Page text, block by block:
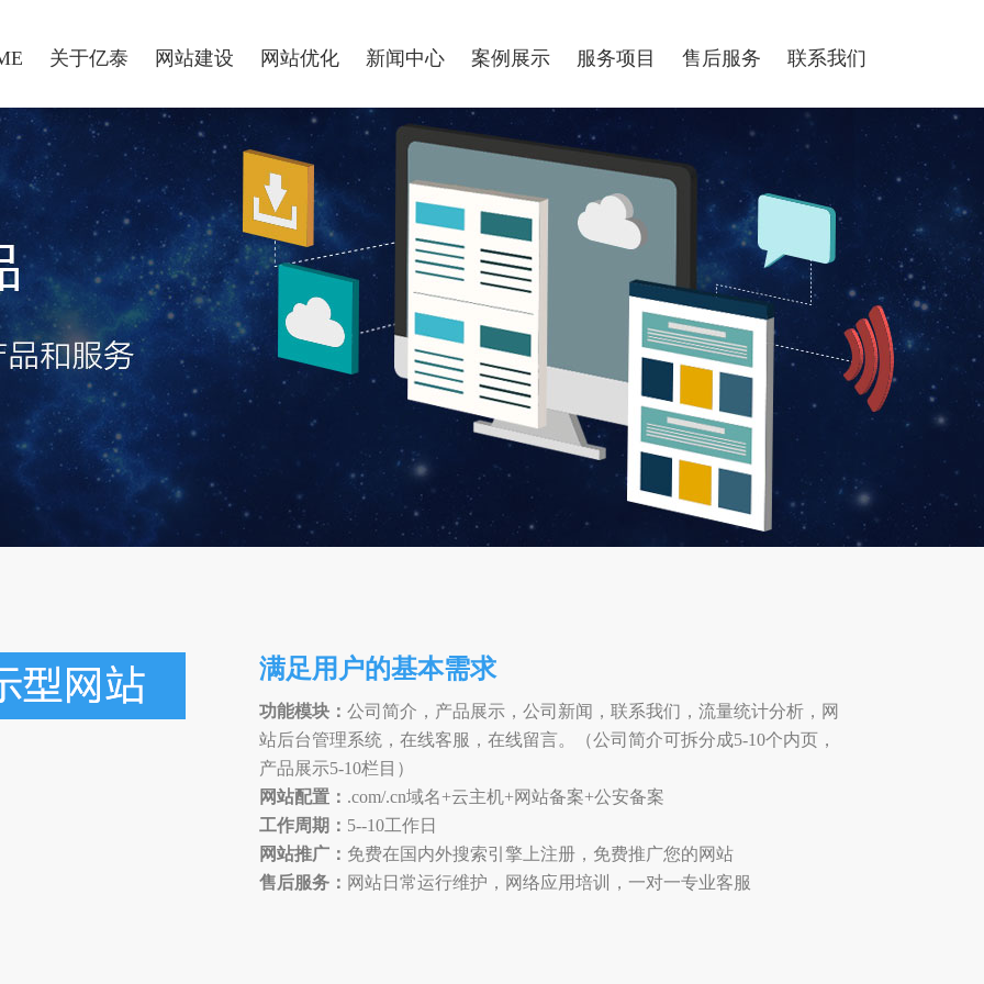
关于亿泰 网站建设 网站优化 新闻中心 案例展示 服务项目 售后服务 联系我们
满足用户的基本需求
功能模块： 公司简介，产品展示，公司新闻，联系我们，流量统计分析，网
站后台管理系统，在线客服，在线留言。（公司简介可拆分成5-10个内页，
产品展示5-10栏目）
网站配置： .com/.cn域名+云主机+网站备案+公安备案
工作周期 ： 5--10工作日
网站推广： 免费在国内外搜索引擎上注册，免费推广您的网站
售后服务： 网站日常运行维护，网络应用培训，一对一专业客服